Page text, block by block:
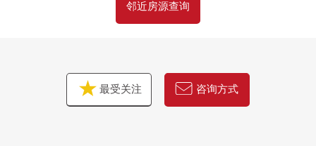
邻近房源查询
最受关注 咨询方式